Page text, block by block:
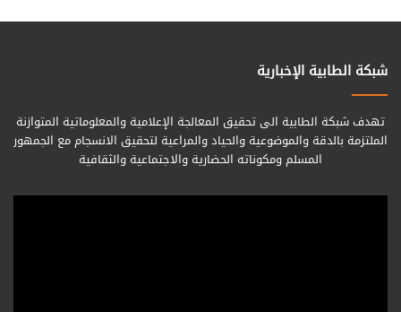
شبكة الطابية الإخبارية
تهدف شبكة الطابية الى تحقيق المعالجة الإعلامية والمعلوماتية المتوازنة
الملتزمة بالدقة والموضوعية والحياد والمراعية لتحقيق الانسجام مع الجمهور
المسلم ومكوناته الحضارية والاجتماعية والثقافية